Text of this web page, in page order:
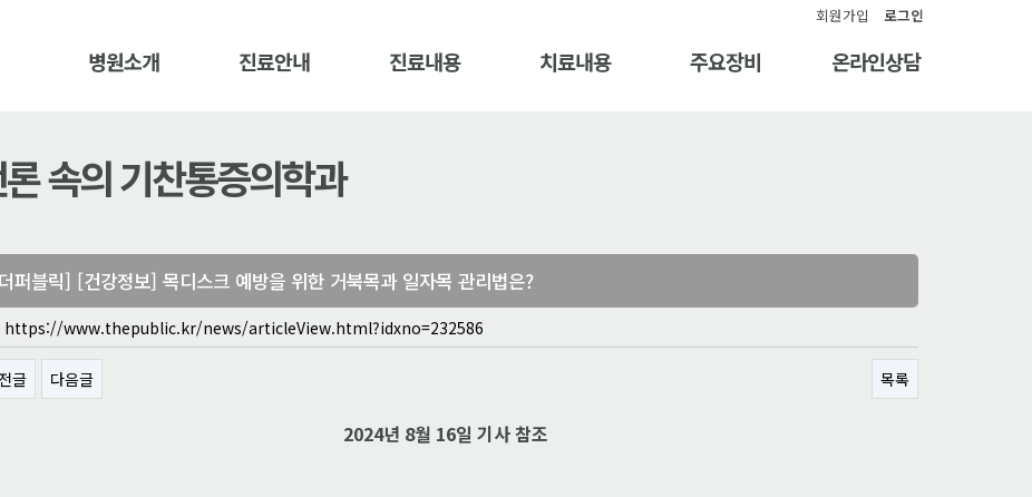
회원가입 로그인
병원소개 진료안내 진료내용 치료내용 주요장비 온라인상담
속의 기찬통증의학과
퍼블릭] [건강정보] 목디스크 예방을 위한 거북목과 일자목 관리법은?
https://www.thepublic.kr/news/articleView.html?idxno=232586
글 다음글 목록
2024년 8월 16일 기사 참조